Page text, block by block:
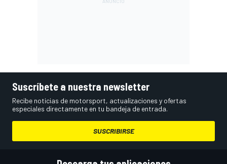
Suscríbete a nuestra newsletter
Recibe noticias de motorsport, actualizaciones y ofertas
especiales directamente en tu bandeja de entrada.
SUSCRIBIRSE